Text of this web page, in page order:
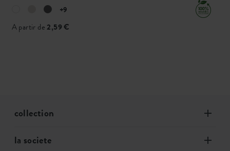
+9
A partir de2,59 €
collection
la societe